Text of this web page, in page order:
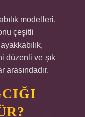
modelleri.
çeşitli
düzenli ve şık
arasındadır.